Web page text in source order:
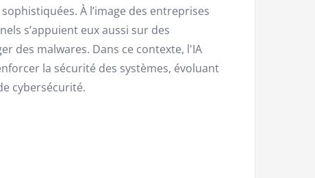
À l’image des entreprises
s’appuient eux aussi sur des
des malwares. Dans ce contexte, l'IA
la sécurité des systèmes, évoluant
cybersécurité.